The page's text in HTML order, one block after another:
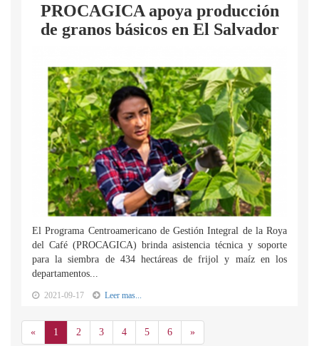
PROCAGICA apoya producción
de granos básicos en El Salvador
El Programa Centroamericano de Gestión Integral de la Roya
del Café (PROCAGICA) brinda asistencia técnica y soporte
para la siembra de 434 hectáreas de frijol y maíz en los
departamentos...
2021-09-17 Leer mas...
«Anterior
1 2 3 4 5 6 »Siguiente